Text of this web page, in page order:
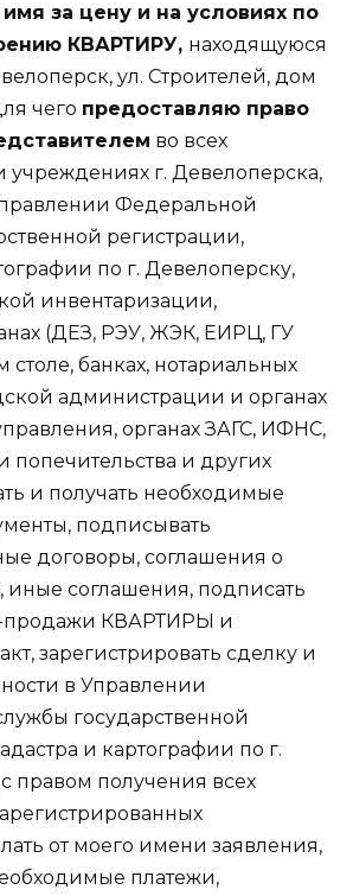
за цену и на условиях по
КВАРТИРУ, находящуюся
ул. Строителей, дом
чего предоставляю право
во всех
учреждениях г. Девелоперска,
Федеральной
регистрации,
по г. Девелоперску,
инвентаризации,
(ДЕЗ, РЭУ, ЖЭК, ЕИРЦ, ГУ
столе, банках, нотариальных
администрации и органах
органах ЗАГС, ИФНС,
попечительства и других
и получать необходимые
подписывать
договоры, соглашения о
иные соглашения, подписать
продажи КВАРТИРЫ и
зарегистрировать сделку и
в Управлении
государственной
и картографии по г.
правом получения всех
от моего имени заявления,
платежи,